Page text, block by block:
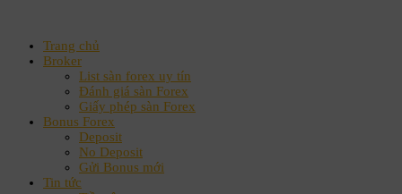
Trang chủ
Broker
List sàn forex uy tín
Đánh giá sàn Forex
Giấy phép sàn Forex
Bonus Forex
Deposit
No Deposit
Gửi Bonus mới
Tin tức